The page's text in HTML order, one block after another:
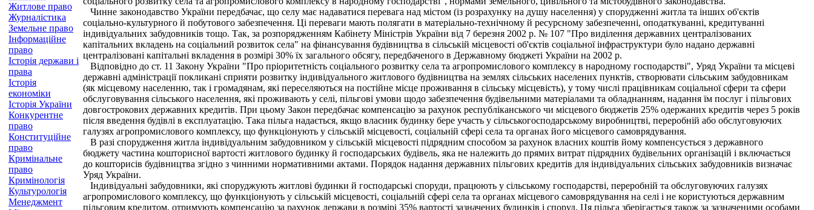
Житлове право
Журналістика
Земельне право
Інформаційне
право
Історія держави і
права
Історія
економіки
Історія України
Конкурентне
право
Конституційне
право
Кримінальне
право
Кримінологія
Культурологія
Менеджмент
Чинне законодавство України передбачає, що селу має надаватися перевага над містом (із розрахунку на душу населення) у спорудженні житла та інших об'єктів
соціально-культурного й побутового забезпечення. Ці переваги мають полягати в матеріально-технічному й ресурсному забезпеченні, оподаткуванні, кредитуванні
індивідуальних забудовників тощо. Так, за розпорядженням Кабінету Міністрів України від 7 березня 2002 р. № 107 "Про виділення державних централізованих
капітальних вкладень на соціальний розвиток села" на фінансування будівництва в сільській місцевості об'єктів соціальної інфраструктури було надано державні
централізовані капітальні вкладення в розмірі 30% їх загального обсягу, передбаченого в Державному бюджеті України на 2002 р.
Відповідно до ст. 11 Закону України "Про пріоритетність соціального розвитку села та агропромислового комплексу в народному господарстві", Уряд України та місцеві
державні адміністрації покликані сприяти розвитку індивідуального житлового будівництва на землях сільських населених пунктів, створювати сільським забудовникам
(як місцевому населенню, так і громадянам, які переселяються на постійне місце проживання в сільську місцевість), у тому числі працівникам соціальної сфери та сфери
обслуговування сільського населення, які проживають у селі, пільгові умови щодо забезпечення будівельними матеріалами та обладнанням, надання їм послуг і пільгових
довгострокових державних кредитів. При цьому Закон передбачає компенсацію за рахунок республіканського чи місцевого бюджетів 25% одержаних кредитів через 5 років
після введення будівлі в експлуатацію. Така пільга надається, якщо власник будинку бере участь у сільськогосподарському виробництві, переробній або обслуговуючих
галузях агропромислового комплексу, що функціонують у сільській місцевості, соціальній сфері села та органах його місцевого самоврядування.
В разі спорудження житла індивідуальним забудовником у сільській місцевості підрядним способом за рахунок власних коштів йому компенсується з державного
бюджету частина кошторисної вартості житлового будинку й господарських будівель, яка не належить до прямих витрат підрядних будівельних організацій і включається
до кошторисів будівництва згідно з чинними нормативними актами. Порядок надання державних пільгових кредитів для індивідуальних сільських забудовників визначає
Уряд України.
Індивідуальні забудовники, які споруджують житлові будинки й господарські споруди, працюють у сільському господарстві, переробній та обслуговуючих галузях
агропромислового комплексу, що функціонують у сільській місцевості, соціальній сфері села та органах місцевого самоврядування на селі і не користуються державним
пільговим кредитом, отримують компенсацію за рахунок держави в розмірі 35% вартості зазначених будинків і споруд. Ця пільга зберігається також за зазначеними особами